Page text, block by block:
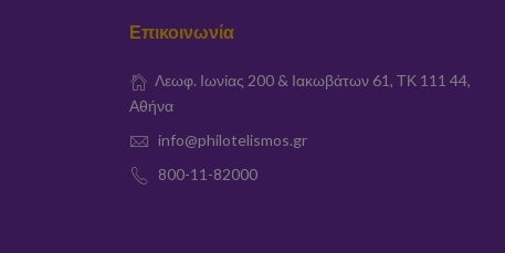
Επικοινωνία
Λεωφ. Ιωνίας 200 & Ιακωβάτων 61, ΤΚ 111 44,
Αθήνα
info@philotelismos.gr
800-11-82000